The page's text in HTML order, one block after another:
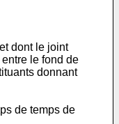
dont le joint
le fond de
donnant
de temps de